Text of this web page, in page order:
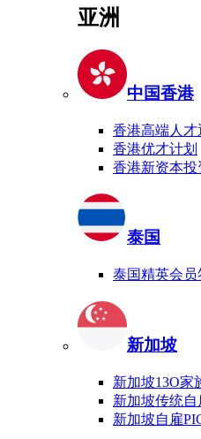
亚洲
中国香港
香港高端人才
香港优才计划
香港新资本投
泰国
泰国精英会员
新加坡
新加坡13O家
新加坡传统自
新加坡自雇